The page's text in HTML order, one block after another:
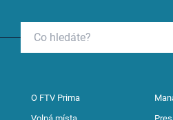
O FTV Prima